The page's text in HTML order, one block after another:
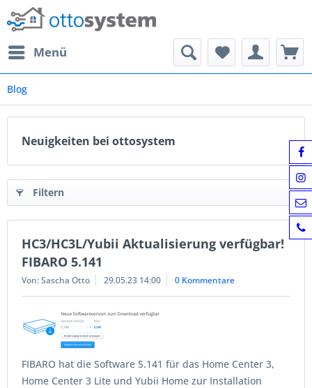
Menü
Blog
Neuigkeiten bei ottosystem
Filtern
HC3/HC3L/Yubii Aktualisierung verfügbar!
FIBARO 5.141
Von: Sascha Otto 29.05.23 14:00 0 Kommentare
FIBARO hat die Software 5.141 für das Home Center 3,
Home Center 3 Lite und Yubii Home zur Installation